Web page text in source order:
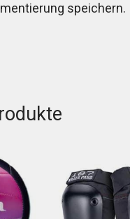
speichern.